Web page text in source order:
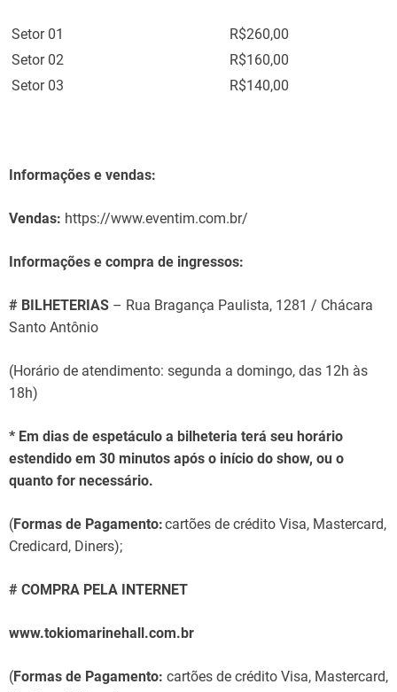
Setor 01
R$260,00
Setor 02
R$160,00
Setor 03
R$140,00
Informações e vendas:
Vendas: https://www.eventim.com.br/
Informações e compra de ingressos:
# BILHETERIAS – Rua Bragança Paulista, 1281 / Chácara
Santo Antônio
(Horário de atendimento: segunda a domingo, das 12h às
18h)
* Em dias de espetáculo a bilheteria terá seu horário
estendido em 30 minutos após o início do show, ou o
quanto for necessário.
(Formas de Pagamento:cartões de crédito Visa, Mastercard,
Credicard, Diners);
# COMPRA PELA INTERNET
www.tokiomarinehall.com.br
(Formas de Pagamento: cartões de crédito Visa, Mastercard,